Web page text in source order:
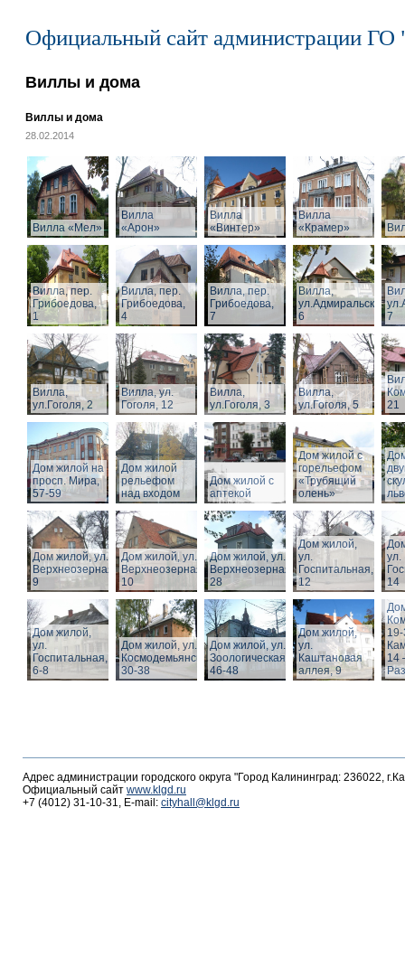
Официальный сайт администрации ГО
Виллы и дома
Виллы и дома
28.02.2014
Вилла «Мел»
Вилла
«Арон»
Вилла
«Винтер»
Вилла
«Крамер»
Вилла, пер.
Грибоедова,
1
Вилла, пер.
Грибоедова,
4
Вилла, пер.
Грибоедова,
7
Вилла,
ул.Адмиральская,
6
7
Вилла,
ул.Гоголя, 2
Вилла, ул.
Гоголя, 12
Вилла,
ул.Гоголя, 3
Вилла,
ул.Гоголя, 5
21
Дом жилой на
просп. Мира,
57-59
Дом жилой
рельефом
над входом
Дом жилой с
аптекой
Дом жилой с
горельефом
«Трубящий
олень»
Дом жилой, ул.
Верхнеозерная,
9
Дом жилой, ул.
Верхнеозерная,
10
Дом жилой, ул.
Верхнеозерная,
28
Дом жилой,
ул.
Госпитальная,
12
ул.
14
Дом жилой,
ул.
Госпитальная,
6-8
Дом жилой, ул. З.
Космодемьянской
30-38
Дом жилой, ул.
Зоологическая,
46-48
Дом жилой,
ул.
Каштановая
аллея, 9
14
Адрес администрации городского округа "Город Калининград: 236022,
Официальный сайт www.klgd.ru
+7 (4012) 31-10-31, E-mail: cityhall@klgd.ru